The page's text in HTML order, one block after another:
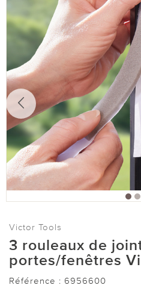
Victor Tools
3 rouleaux de
portes/fenêtres
Référence : 6956600